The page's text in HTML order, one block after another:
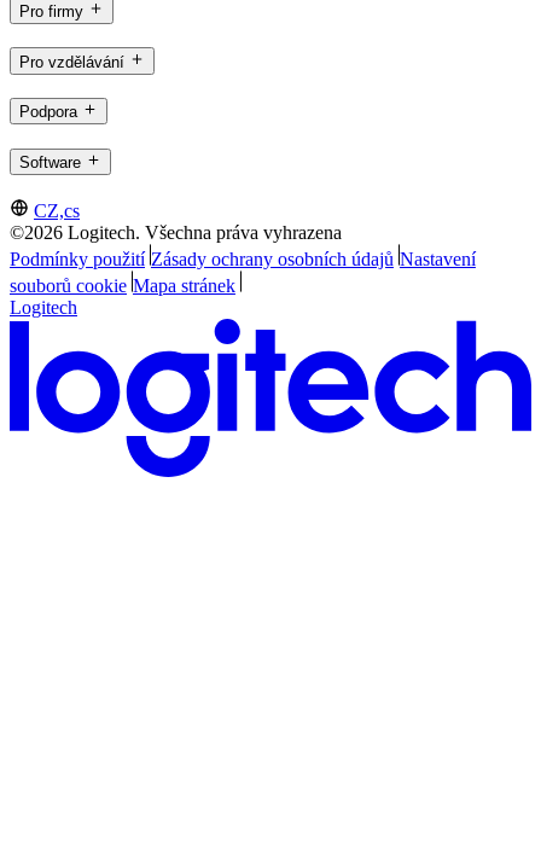
Pro firmy
Pro vzdělávání
Podpora
Software
CZ,cs
©2026 Logitech. Všechna práva vyhrazena
Podmínky použití Zásady ochrany osobních údajů Nastavení
souborů cookie Mapa stránek
Logitech